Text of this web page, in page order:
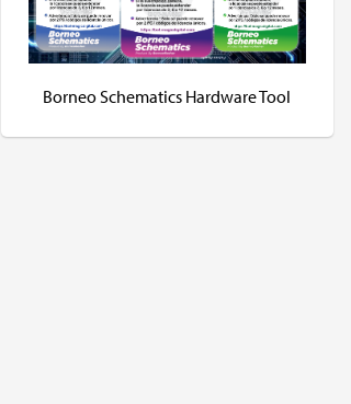
Borneo Schematics Hardware Tool